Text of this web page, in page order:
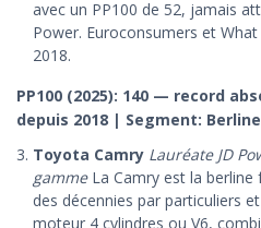
avec un PP100 de 52, jamais
Power. Euroconsumers et
2018.
PP100 (2025): 140 — record
depuis 2018 | Segment:
Toyota Camry Lauréate JD
gammeLa Camry est la berline
des décennies par particuliers
moteur 4 cylindres ou V6,